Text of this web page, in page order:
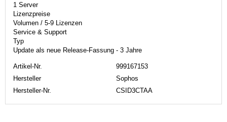
1 Server
Lizenzpreise
Volumen / 5-9 Lizenzen
Service & Support
Typ
Update als neue Release-Fassung - 3 Jahre
Artikel-Nr.
999167153
Hersteller
Sophos
Hersteller-Nr.
CSID3CTAA